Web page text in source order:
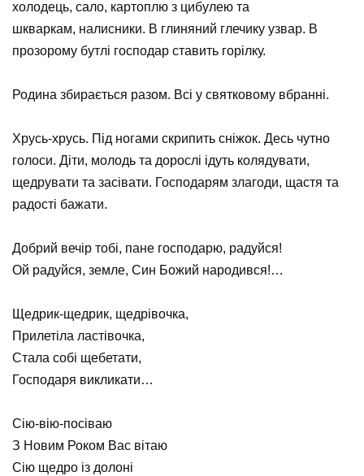
холодець, сало, картоплю з цибулею та
шкваркам, налисники. В глиняний глечику узвар. В
прозорому бутлі господар ставить горілку.
Родина збирається разом. Всі у святковому вбранні.
Хрусь-хрусь. Під ногами скрипить сніжок. Десь чутно
голоси. Діти, молодь та дорослі ідуть колядувати,
щедрувати та засівати. Господарям злагоди, щастя та
радості бажати.
Добрий вечір тобі, пане господарю, радуйся!
Ой радуйся, земле, Син Божий народився!…
Щедрик-щедрик, щедрівочка,
Прилетіла ластівочка,
Стала собі щебетати,
Господаря викликати…
Сію-вію-посіваю
З Новим Роком Вас вітаю
Сію щедро із долоні